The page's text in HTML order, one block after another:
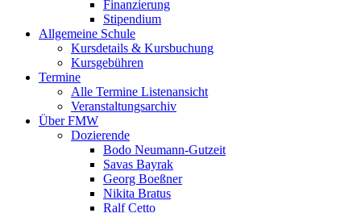
Finanzierung
Stipendium
Allgemeine Schule
Kursdetails & Kursbuchung
Kursgebühren
Termine
Alle Termine Listenansicht
Veranstaltungsarchiv
Über FMW
Dozierende
Bodo Neumann-Gutzeit
Savas Bayrak
Georg Boeßner
Nikita Bratus
Ralf Cetto